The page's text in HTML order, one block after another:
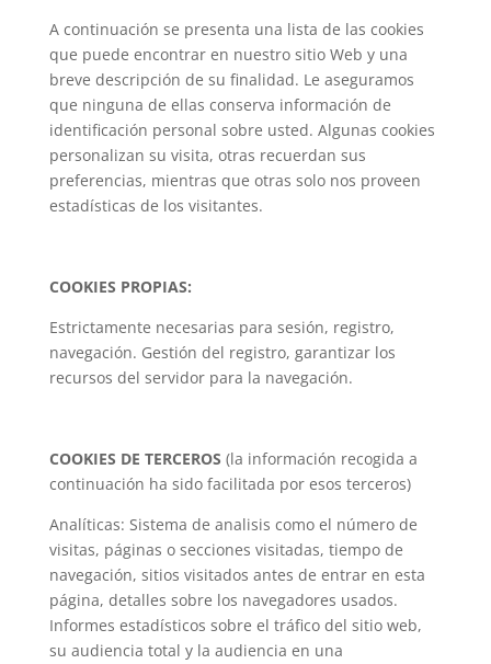
A continuación se presenta una lista de las cookies
que puede encontrar en nuestro sitio Web y una
breve descripción de su finalidad. Le aseguramos
que ninguna de ellas conserva información de
identificación personal sobre usted. Algunas cookies
personalizan su visita, otras recuerdan sus
preferencias, mientras que otras solo nos proveen
estadísticas de los visitantes.
COOKIES PROPIAS:
Estrictamente necesarias para sesión, registro,
navegación. Gestión del registro, garantizar los
recursos del servidor para la navegación.
COOKIES DE TERCEROS (la información recogida a
continuación ha sido facilitada por esos terceros)
Analíticas: Sistema de analisis como el número de
visitas, páginas o secciones visitadas, tiempo de
navegación, sitios visitados antes de entrar en esta
página, detalles sobre los navegadores usados.
Informes estadísticos sobre el tráfico del sitio web,
su audiencia total y la audiencia en una